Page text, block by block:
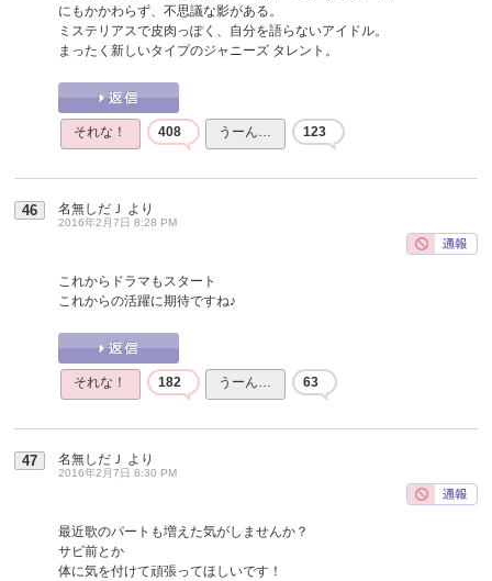
にもかかわらず、不思議な影がある。
ミステリアスで皮肉っぽく、自分を語らないアイドル。
まったく新しいタイプのジャニーズ タレント。
それな！ 408 うーん… 123
46 名無しだＪ より
2016年2月7日 8:28 PM
これからドラマもスタート
これからの活躍に期待ですね♪
それな！ 182 うーん… 63
47 名無しだＪ より
2016年2月7日 8:30 PM
最近歌のパートも増えた気がしませんか？
サビ前とか
体に気を付けて頑張ってほしいです！